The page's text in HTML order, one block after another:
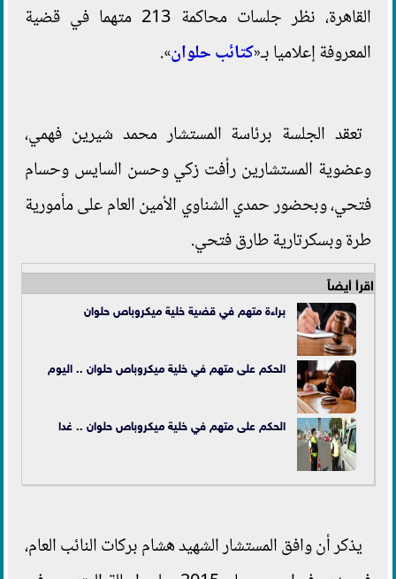
القاهرة، نظر جلسات محاكمة 213 متهما في قضية
المعروفة إعلاميا بـ«كتائب حلوان».
تعقد الجلسة برئاسة المستشار محمد شيرين فهمي،
وعضوية المستشارين رأفت زكي وحسن السايس وحسام
فتحي، وبحضور حمدي الشناوي الأمين العام على مأمورية
طرة وبسكرتارية طارق فتحي.
اقرأ أيضاً
براءة متهم في قضية خليةميكروباص حلوان
الحكم على متهم في خلية ميكروباص حلوان .. اليوم
الحكم على متهم في خلية ميكروباص حلوان .. غدا
يذكر أن وافق المستشار الشهيد هشام بركات النائب العام،